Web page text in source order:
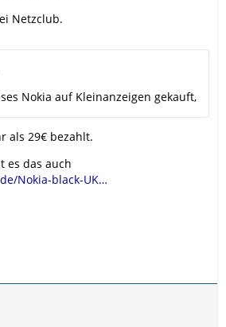
Netzclub.
Nokia auf Kleinanzeigen gekauft,
als 29€ bezahlt.
es das auch
Nokia-black-UK…